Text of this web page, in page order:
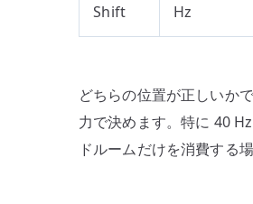
Shift
Hz
どちらの位置が正しいか
力で決めます。特に 40
ドルームだけを消費する